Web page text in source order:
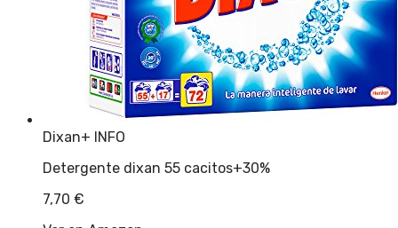
Dixan+ INFO
Detergente dixan 55 cacitos+30%
7,70 €